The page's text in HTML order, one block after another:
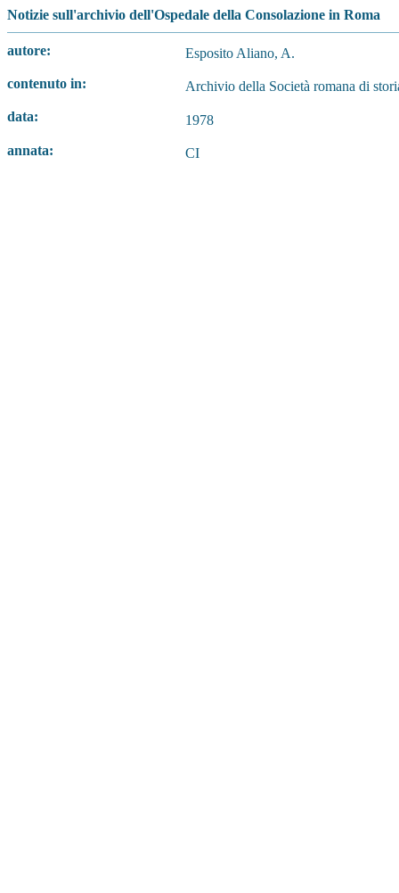
Notizie sull'archivio dell'Ospedale della Consolazione in Roma
autore:
Esposito Aliano, A.
contenuto in:
Archivio della Società romana di
data:
1978
annata:
CI